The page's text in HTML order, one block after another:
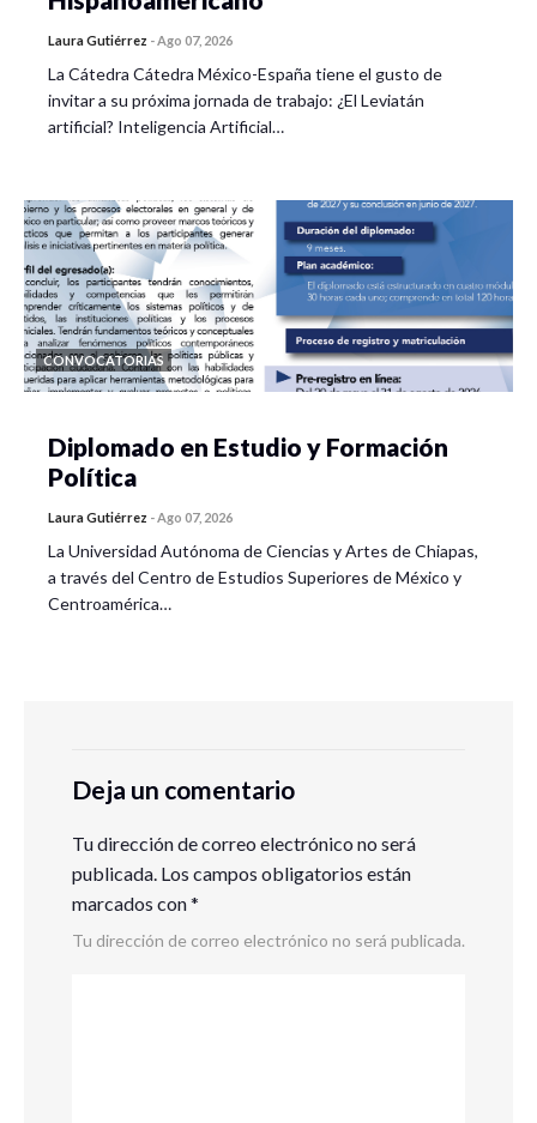
Laura Gutiérrez -Ago 07, 2026
La Cátedra Cátedra México-España tiene el gusto de
invitar a su próxima jornada de trabajo: ¿El Leviatán
artificial? Inteligencia Artificial…
CONVOCATORIAS
Diplomado en Estudio y Formación
Política
Laura Gutiérrez -Ago 07, 2026
La Universidad Autónoma de Ciencias y Artes de Chiapas,
a través del Centro de Estudios Superiores de México y
Centroamérica…
Deja un comentario
Tu dirección de correo electrónico no será
publicada. Los campos obligatorios están
marcados con*
Tu dirección de correo electrónico no será publicada.